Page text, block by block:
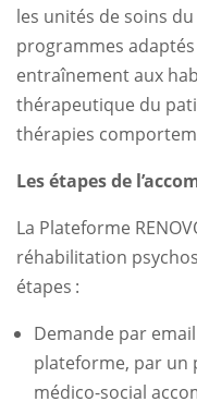
les unités de soins
programmes
entraînement aux
thérapeutique du
thérapies
Les étapes de
La Plateforme
réhabilitation
étapes :
Demande par
plateforme, par un
médico-social